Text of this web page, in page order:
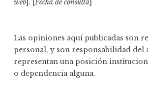
web]. [Fecha de consulta]
Las opiniones aquí publicadas son
personal, y son responsabilidad del
representan una posición
o dependencia alguna.